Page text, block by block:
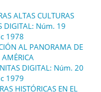
ALTAS CULTURAS
DIGITAL: Núm. 19
1978
AL PANORAMA DE
DIGITAL: Núm. 20
1979
HISTÓRICAS EN EL